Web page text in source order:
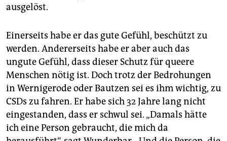
ausgelöst.
Einerseits habe er das gute Gefühl, beschützt zu
werden. Andererseits habe er aber auch das
ungute Gefühl, dass dieser Schutz für queere
Menschen nötig ist. Doch trotz der Bedrohungen
in Wernigerode oder Bautzen sei es ihm wichtig, zu
CSDs zu fahren. Er habe sich 32 Jahre lang nicht
eingestanden, dass er schwul sei. „Damals hätte
ich eine Person gebraucht, die mich da